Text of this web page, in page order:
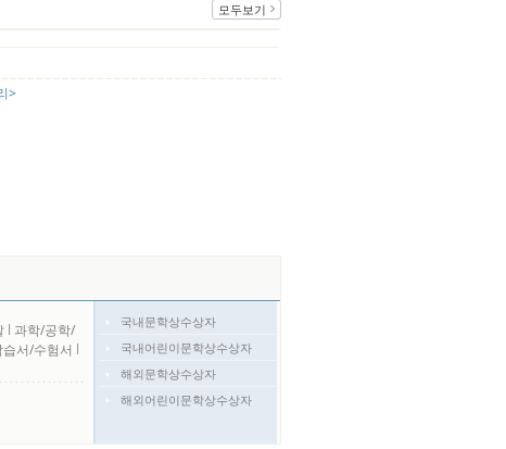
모두보기
>
l 과학/공학/
습서/수험서 l
국내문학상수상자
국내어린이문학상수상자
해외문학상수상자
해외어린이문학상수상자